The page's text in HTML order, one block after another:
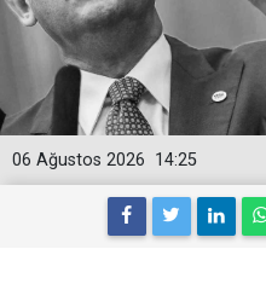
14:25
06 Ağustos 2026